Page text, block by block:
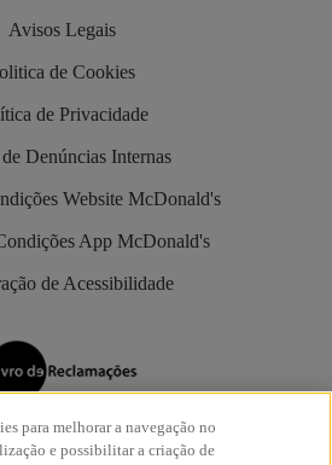
Avisos Legais
de Cookies
de Privacidade
Denúncias Internas
Website McDonald's
App McDonald's
de Acessibilidade
são aderentes doLivro de
Eletrónico.
para melhorar a navegação no
e possibilitar a criação de